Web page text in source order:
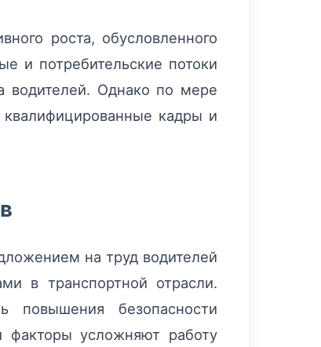
роста, обусловленного
и потребительские потоки
водителей. Однако по мере
кадры и
на труд водителей
в транспортной отрасли.
повышения безопасности
факторы усложняют работу